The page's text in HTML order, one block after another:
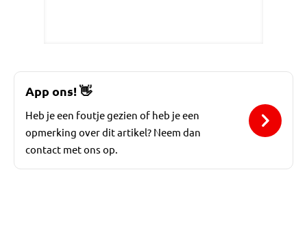
App ons!👋
Heb je een foutje gezien of heb je een
opmerking over dit artikel? Neem dan
contact met ons op.